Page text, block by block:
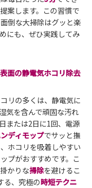
案します。この習慣で
倒な大掃除はグッと楽
にも、ぜひ実践してみ
面の静電気ホコリ除去
リの多くは、静電気に
気を含んで頑固な汚れ
または2日に1回、電源
ディモップでサッと撫
ホコリを吸着しやすい
プがおすすめです。こ
かりな掃除を避けるこ
る、究極の時短テクニ